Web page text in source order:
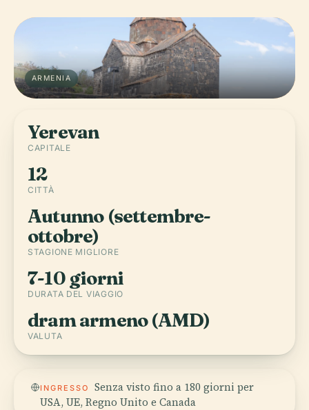
ARMENIA
Yerevan
CAPITALE
12
CITTÀ
Autunno (settembre-
ottobre)
STAGIONE MIGLIORE
7-10 giorni
DURATA DEL VIAGGIO
dram armeno (AMD)
VALUTA
INGRESSO
Senza visto fino a 180 giorni per
USA, UE, Regno Unito e Canada